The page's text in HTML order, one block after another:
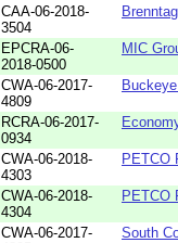
CAA-06-2018-
3504
EPCRA-06-
2018-0500
MIC
CWA-06-2017-
4809
RCRA-06-2017-
0934
CWA-06-2018-
4303
PETCO
CWA-06-2018-
4304
PETCO
CWA-06-2017-
South